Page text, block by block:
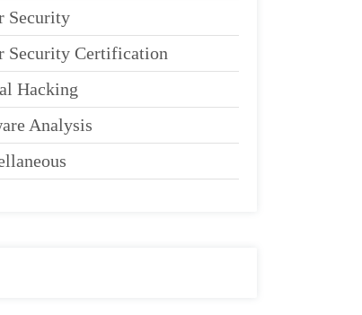
Security
Security Certification
Hacking
Analysis